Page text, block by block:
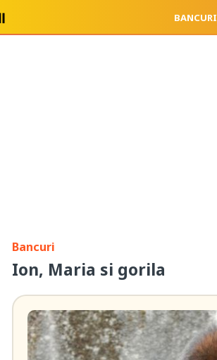
BANCURI
Bancuri
Ion, Maria si gorila